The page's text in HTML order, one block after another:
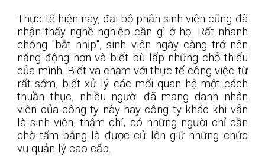
Thực tế hiện nay, đại bộ phận sinh viên cũng đã
nhận thấy nghề nghiệp cần gì ở họ. Rất nhanh
chóng "bắt nhịp", sinh viên ngày càng trở nên
năng động hơn và biết bù lấp những chỗ thiếu
của mình. Biết va chạm với thực tế công việc từ
rất sớm, biết xử lý các mối quan hệ một cách
thuần thục, nhiều người đã mang danh nhân
viên của công ty này hay công ty khác khi vẫn
là sinh viên, thậm chí, có những người chỉ cần
chờ tấm bằng là được cử lên giữ những chức
vụ quản lý cao cấp.